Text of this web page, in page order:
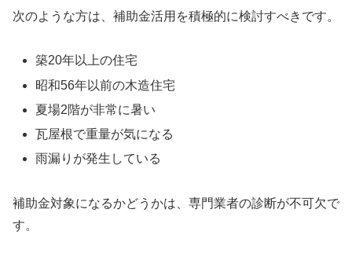
次のような方は、補助金活用を積極的に検討すべきです。
築20年以上の住宅
昭和56年以前の木造住宅
夏場2階が非常に暑い
瓦屋根で重量が気になる
雨漏りが発生している
補助金対象になるかどうかは、専門業者の診断が不可欠で
す。